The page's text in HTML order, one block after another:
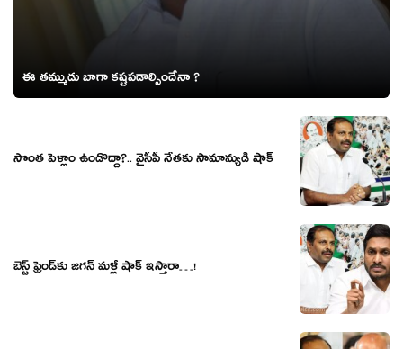
ఈ తమ్ముడు బాగా కష్టపడాల్సిందేనా ?
సొంత పెళ్లాం ఉండొద్దా?.. వైసీపీ నేతకు సామాన్యుడి షాక్
బెస్ట్ ఫ్రెండ్‌కు జ‌గ‌న్ మ‌ళ్లీ షాక్ ఇస్తారా…!